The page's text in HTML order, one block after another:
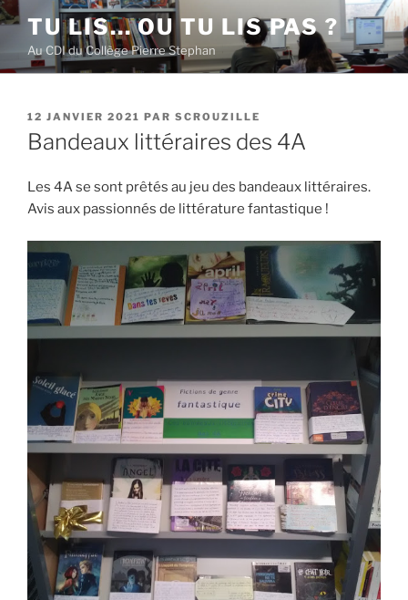
Aller
contenu
principal
TU LIS… OU TU LIS PAS ?
Au CDI du Collège Pierre Stephan
PUBLIÉ
LE
12 JANVIER 2021 PAR SCROUZILLE
Bandeaux littéraires des 4A
Les 4A se sont prêtés au jeu des bandeaux littéraires.
Avis aux passionnés de littérature fantastique !